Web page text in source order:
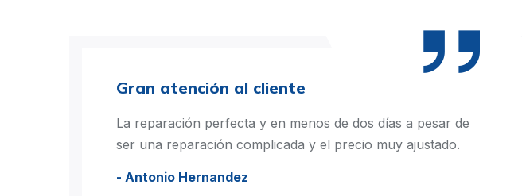
Gran atención al cliente
La reparación perfecta y en menos de dos días a pesar de
ser una reparación complicada y el precio muy ajustado.
- Antonio Hernandez